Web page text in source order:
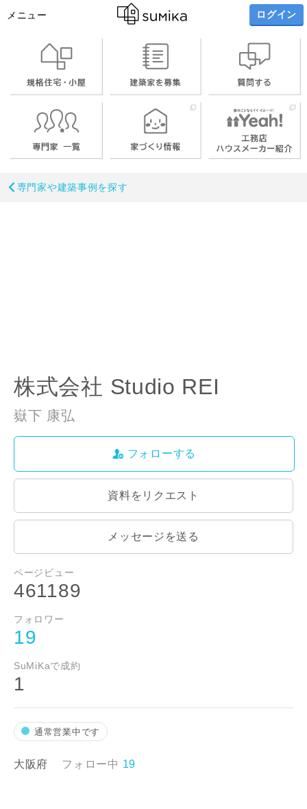
メニュー ログイン
専門家や建築事例を探す
株式会社 Studio REI
嶽下 康弘
フォローする
資料をリクエスト
メッセージを送る
ページビュー
461189
フォロワー
19
SuMiKaで成約
1
通常営業中です
大阪府 フォロー中 19
都道府県
町名